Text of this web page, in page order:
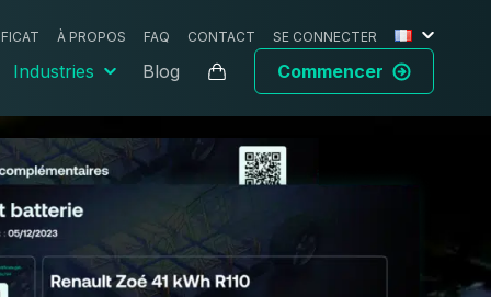
À PROPOS FAQ CONTACT SE CONNECTER
Industries Blog Commencer